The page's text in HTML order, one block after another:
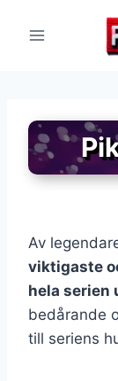
Av
viktigaste
hela serien
bedårande
till seriens